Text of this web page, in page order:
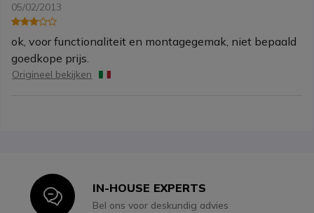
05/02/2013
ok, voor functionaliteit en montagegemak, niet bepaald
goedkope prijs.
Origineel bekijken
IconIN-HOUSE EXPERTS
Bel ons voor deskundig advies